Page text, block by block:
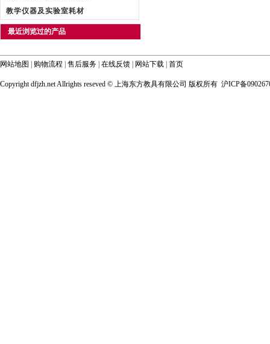
教学仪器及实验室耗材
最近浏览过的产品
网站地图 购物流程 售后服务 在线反馈 网站下载 首页
Copyright dfjzh.net Allrights reseved © 上海东方教具有限公司 版权所有 沪ICP备